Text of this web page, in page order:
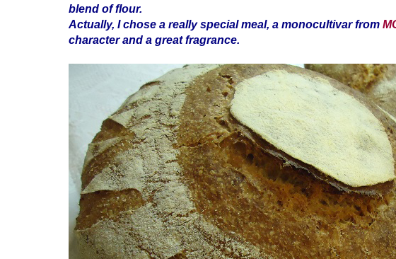
blend of flour.
Actually, I chose a really special meal, a monocultivar from
character and a great fragrance.